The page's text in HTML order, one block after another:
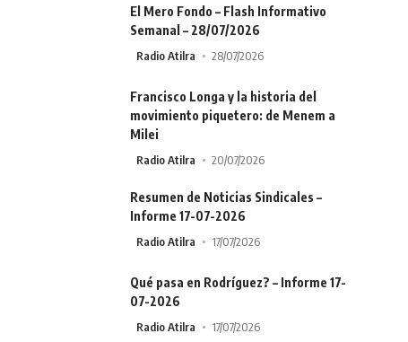
El Mero Fondo – Flash Informativo
Semanal – 28/07/2026
Radio Atilra 28/07/2026
Francisco Longa y la historia del
movimiento piquetero: de Menem a
Milei
Radio Atilra 20/07/2026
Resumen de Noticias Sindicales –
Informe 17-07-2026
Radio Atilra 17/07/2026
Qué pasa en Rodríguez? – Informe 17-
07-2026
Radio Atilra 17/07/2026